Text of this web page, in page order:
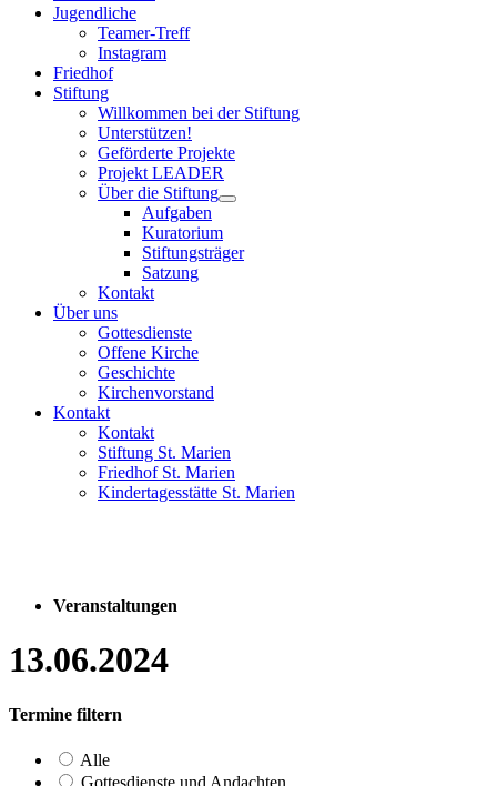
Jugendliche
Teamer-Treff
Instagram
Friedhof
Stiftung
Willkommen bei der Stiftung
Unterstützen!
Geförderte Projekte
Projekt LEADER
Über die Stiftung
Aufgaben
Kuratorium
Stiftungsträger
Satzung
Kontakt
Über uns
Gottesdienste
Offene Kirche
Geschichte
Kirchenvorstand
Kontakt
Kontakt
Stiftung St. Marien
Friedhof St. Marien
Kindertagesstätte St. Marien
Veranstaltungen
13.06.2024
Termine filtern
Alle